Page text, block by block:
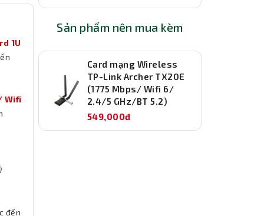
1U
Wifi
đến
Sản phẩm nên mua kèm
Card mạng Wireless
TP-Link Archer TX20E
(1775 Mbps/ Wifi 6/
2.4/5 GHz/BT 5.2)
549,000đ